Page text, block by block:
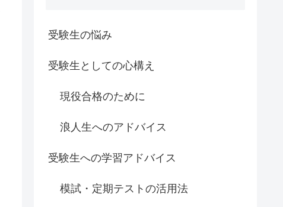
受験生の悩み
受験生としての心構え
現役合格のために
浪人生へのアドバイス
受験生への学習アドバイス
模試・定期テストの活用法